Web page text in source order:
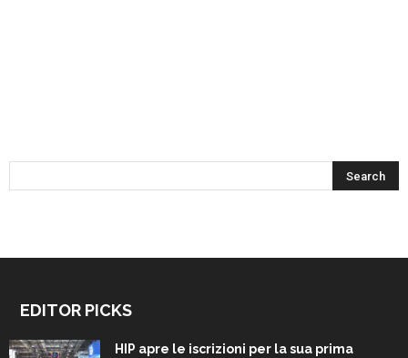
EDITOR PICKS
HIP apre le iscrizioni per la sua prima